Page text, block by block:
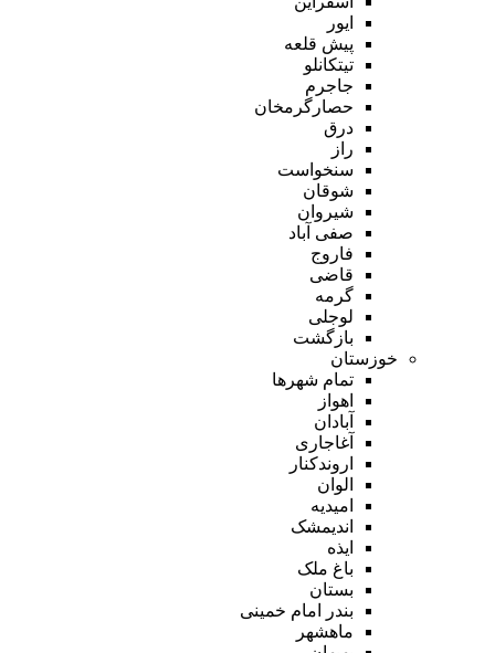
ایور
پیش قلعه
تیتکانلو
جاجرم
حصارگرمخان
درق
راز
سنخواست
شوقان
شیروان
صفی آباد
فاروج
قاضی
گرمه
لوجلی
بازگشت
خوزستان
تمام شهر‌ها
اهواز
آبادان
آغاجاری
اروندکنار
الوان
امیدیه
اندیمشک
ایذه
باغ ملک
بستان
بندر امام خمینی
ماهشهر